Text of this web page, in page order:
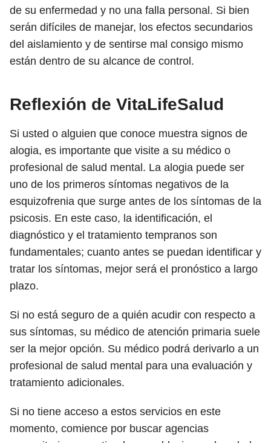
de su enfermedad y no una falla personal. Si bien
serán difíciles de manejar, los efectos secundarios
del aislamiento y de sentirse mal consigo mismo
están dentro de su alcance de control.
Reflexión de VitaLifeSalud
Si usted o alguien que conoce muestra signos de
alogia, es importante que visite a su médico o
profesional de salud mental. La alogia puede ser
uno de los primeros síntomas negativos de la
esquizofrenia que surge antes de los síntomas de la
psicosis. En este caso, la identificación, el
diagnóstico y el tratamiento tempranos son
fundamentales; cuanto antes se puedan identificar y
tratar los síntomas, mejor será el pronóstico a largo
plazo.
Si no está seguro de a quién acudir con respecto a
sus síntomas, su médico de atención primaria suele
ser la mejor opción. Su médico podrá derivarlo a un
profesional de salud mental para una evaluación y
tratamiento adicionales.
Si no tiene acceso a estos servicios en este
momento, comience por buscar agencias